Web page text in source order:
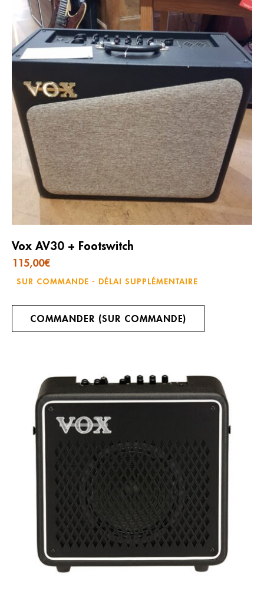
Vox AV30 + Footswitch
115,00€
SUR COMMANDE - DÉLAI SUPPLÉMENTAIRE
COMMANDER (SUR COMMANDE)